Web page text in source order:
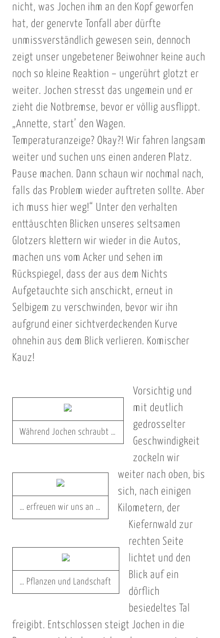
nicht, was Jochen ihm an den Kopf geworfen
hat, der genervte Tonfall aber dürfte
unmissverständlich gewesen sein, dennoch
zeigt unser ungebetener Beiwohner keine auch
noch so kleine Reaktion – ungerührt glotzt er
weiter. Jochen stresst das ungemein und er
zieht die Notbremse, bevor er völlig ausflippt.
„Annette, start’ den Wagen.
Temperaturanzeige? Okay?! Wir fahren langsam
weiter und suchen uns einen anderen Platz.
Pause machen. Dann schaun wir nochmal nach,
falls das Problem wieder auftreten sollte. Aber
ich muss hier weg!“ Unter den verhalten
enttäuschten Blicken unseres seltsamen
Glotzers klettern wir wieder in die Autos,
machen uns vom Acker und sehen im
Rückspiegel, dass der aus dem Nichts
Aufgetauchte sich anschickt, erneut in
Selbigem zu verschwinden, bevor wir ihn
aufgrund einer sichtverdeckenden Kurve
ohnehin aus dem Blick verlieren. Komischer
Kauz!
Während Jochen schraubt …
… erfreuen wir uns an …
… Pflanzen und Landschaft
Vorsichtig und
mit deutlich
gedrosselter
Geschwindigkeit
zockeln wir
weiter nach oben, bis
sich, nach einigen
Kilometern, der
Kiefernwald zur
rechten Seite
lichtet und den
Blick auf ein
dörflich
besiedeltes Tal
freigibt. Entschlossen steigt Jochen in die